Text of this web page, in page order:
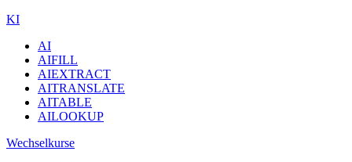
KI
AI
AIFILL
AIEXTRACT
AITRANSLATE
AITABLE
AILOOKUP
Wechselkurse